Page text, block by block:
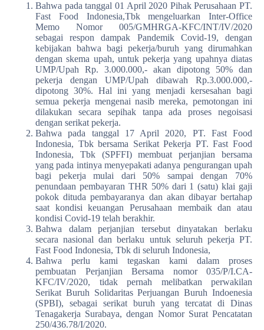
Bahwa pada tanggal 01 April 2020 Pihak Perusahaan PT.
Fast Food Indonesia,Tbk mengeluarkan Inter-Office
Memo Nomor 005/GMHRGA-KFC/INT/IV/2020
sebagai respon dampak Pandemik Covid-19, dengan
kebijakan bahwa bagi pekerja/buruh yang dirumahkan
dengan skema upah, untuk pekerja yang upahnya diatas
UMP/Upah Rp. 3.000.000,- akan dipotong 50% dan
pekerja dengan UMP/Upah dibawah Rp.3.000.000,-
dipotong 30%. Hal ini yang menjadi kersesahan bagi
semua pekerja mengenai nasib mereka, pemotongan ini
dilakukan secara sepihak tanpa ada proses negoisasi
dengan serikat pekerja.
Bahwa pada tanggal 17 April 2020, PT. Fast Food
Indonesia, Tbk bersama Serikat Pekerja PT. Fast Food
Indonesia, Tbk (SPFFI) membuat perjanjian bersama
yang pada intinya menyepakati adanya pengurangan upah
bagi pekerja mulai dari 50% sampai dengan 70%
penundaan pembayaran THR 50% dari 1 (satu) klai gaji
pokok dituda pembayaranya dan akan dibayar bertahap
saat kondisi keuangan Perusahaan membaik dan atau
kondisi Covid-19 telah berakhir.
Bahwa dalam perjanjian tersebut dinyatakan berlaku
secara nasional dan berlaku untuk seluruh pekerja PT.
Fast Food Indonesia, Tbk di seluruh Indonesia,
Bahwa perlu kami tegaskan kami dalam proses
pembuatan Perjanjian Bersama nomor 035/P/I.CA-
KFC/IV/2020, tidak pernah melibatkan perwakilan
Serikat Buruh Solidaritas Perjuangan Buruh Indoenesia
(SPBI), sebagai serikat buruh yang tercatat di Dinas
Tenagakerja Surabaya, dengan Nomor Surat Pencatatan
250/436.78/I/2020.